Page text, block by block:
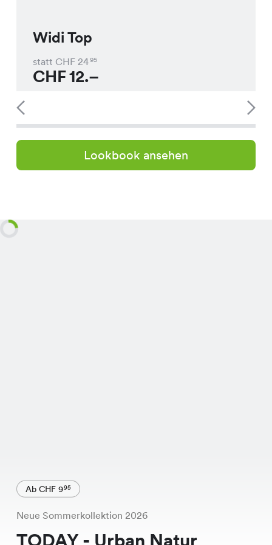
Widi Top
statt CHF 2495
CHF12.–
Lookbook ansehen
Ab CHF 995
Neue Sommerkollektion 2026
TODAY - Urban Natur